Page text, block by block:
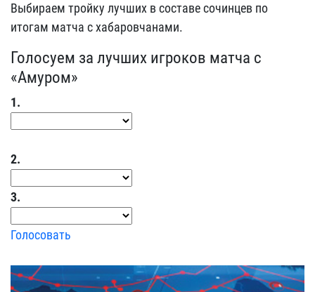
Выбираем тройку лучших в составе сочинцев по
итогам матча с хабаровчанами.
Голосуем за лучших игроков матча с
«Амуром»
1.
2.
3.
Голосовать